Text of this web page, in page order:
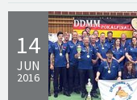
14
JUN
2016